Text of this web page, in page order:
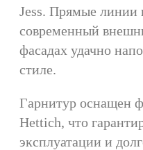
Jess. Прямые линии
современный
фасадах удачно
стиле.
Гарнитур оснащен
Hettich, что
эксплуатации и